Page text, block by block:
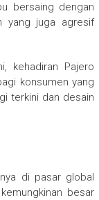
bersaing dengan
yang juga agresif
kehadiran Pajero
konsumen yang
terkini dan desain
di pasar global
besar